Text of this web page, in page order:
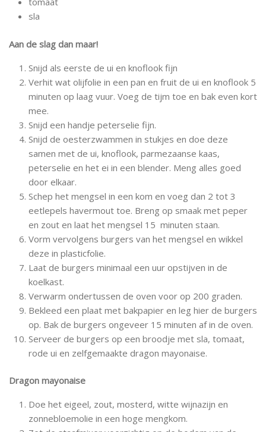
sla
Aan de slag dan maar!
Snijd als eerste de ui en knoflook fijn
Verhit wat olijfolie in een pan en fruit de ui en knoflook 5
minuten op laag vuur. Voeg de tijm toe en bak even kort
mee.
Snijd een handje peterselie fijn.
Snijd de oesterzwammen in stukjes en doe deze
samen met de ui, knoflook, parmezaanse kaas,
peterselie en het ei in een blender. Meng alles goed
door elkaar.
Schep het mengsel in een kom en voeg dan 2 tot 3
eetlepels havermout toe. Breng op smaak met peper
en zout en laat het mengsel 15 minuten staan.
Vorm vervolgens burgers van het mengsel en wikkel
deze in plasticfolie.
Laat de burgers minimaal een uur opstijven in de
koelkast.
Verwarm ondertussen de oven voor op 200 graden.
Bekleed een plaat met bakpapier en leg hier de burgers
op. Bak de burgers ongeveer 15 minuten af in de oven.
Serveer de burgers op een broodje met sla, tomaat,
rode ui en zelfgemaakte dragon mayonaise.
Dragon mayonaise
Doe het eigeel, zout, mosterd, witte wijnazijn en
zonnebloemolie in een hoge mengkom.